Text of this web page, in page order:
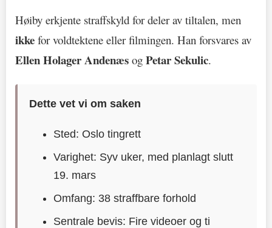
Høiby erkjente straffskyld for deler av tiltalen, men
ikke for voldtektene eller filmingen. Han forsvares av
Ellen Holager Andenæs og Petar Sekulic.
Dette vet vi om saken
Sted: Oslo tingrett
Varighet: Syv uker, med planlagt slutt
19. mars
Omfang: 38 straffbare forhold
Sentrale bevis: Fire videoer og ti